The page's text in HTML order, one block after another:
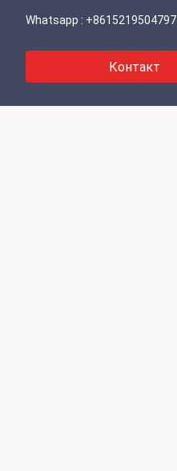
Whatsapp : +8615219504797
Контакт